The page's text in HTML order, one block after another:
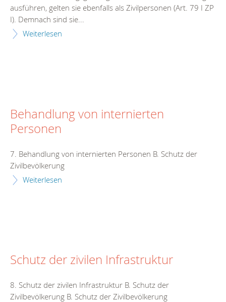
ausführen, gelten sie ebenfalls als Zivilpersonen (Art. 79 I ZP
I). Demnach sind sie...
Weiterlesen
Behandlung von internierten
Personen
7. Behandlung von internierten Personen B. Schutz der
Zivilbevölkerung
Weiterlesen
Schutz der zivilen Infrastruktur
8. Schutz der zivilen Infrastruktur B. Schutz der
Zivilbevölkerung B. Schutz der Zivilbevölkerung